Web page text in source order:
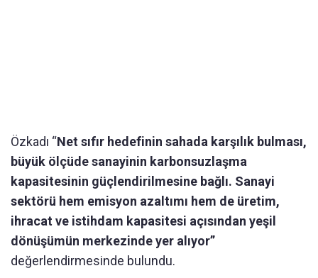
Özkadı “Net sıfır hedefinin sahada karşılık bulması,
büyük ölçüde sanayinin karbonsuzlaşma
kapasitesinin güçlendirilmesine bağlı. Sanayi
sektörü hem emisyon azaltımı hem de üretim,
ihracat ve istihdam kapasitesi açısından yeşil
dönüşümün merkezinde yer alıyor”
değerlendirmesinde bulundu.